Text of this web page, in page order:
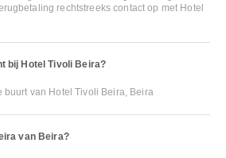
rechtstreeks contact op met Hotel
bij Hotel Tivoli Beira?
buurt van Hotel Tivoli Beira, Beira
van Beira?